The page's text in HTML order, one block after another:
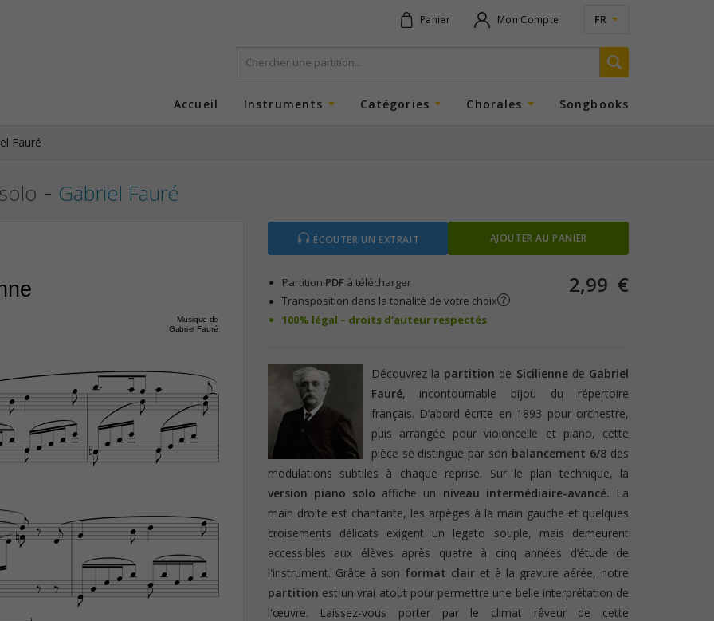
Panier Mon Compte FR
Accueil Instruments Catégories Chorales Songbooks
Fauré
- Gabriel Fauré
Musique de
Gabriel Fauré

 


 


  
    
 








    
  

  

     

    
ÉCOUTER UN EXTRAIT AJOUTER AU PANIER
Partition PDF à télécharger
Transposition dans la tonalité de votre choix
100% légal – droits d’auteur respectés
2,99 €
Découvrez la partition de Sicilienne de Gabriel
Fauré, incontournable bijou du répertoire
français. D’abord écrite en 1893 pour orchestre,
puis arrangée pour violoncelle et piano, cette
pièce se distingue par son balancement 6/8 des
modulations subtiles à chaque reprise. Sur le plan technique, la
version piano solo affiche un niveau intermédiaire-avancé. La
main droite est chantante, les arpèges à la main gauche et quelques
croisements délicats exigent un legato souple, mais demeurent
accessibles aux élèves après quatre à cinq années d’étude de
l'instrument. Grâce à son format clair et à la gravure aérée, notre
partition est un vrai atout pour permettre une belle interprétation de
l'œuvre. Laissez-vous porter par le climat rêveur de cette